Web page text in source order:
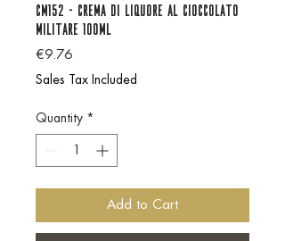
CM152 - CREMA DI LIQUORE AL CIOCCOLATO
MILITARE 100ML
€9.76Price
Sales Tax Included
Quantity *
Add to Cart